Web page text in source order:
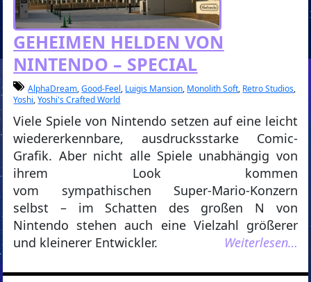
GEHEIMEN HELDEN VON
NINTENDO – SPECIAL
AlphaDream,Good-Feel, Luigis Mansion, Monolith Soft, Retro Studios,
Yoshi,Yoshi's Crafted World
Viele Spiele von Nintendo setzen auf eine leicht
wiedererkennbare, ausdrucksstarke Comic-
Grafik. Aber nicht alle Spiele unabhängig von
ihrem Look kommen
vom sympathischen Super-Mario-Konzern
selbst – im Schatten des großen N von
Nintendo stehen auch eine Vielzahl größerer
und kleinerer Entwickler.
Weiterlesen…